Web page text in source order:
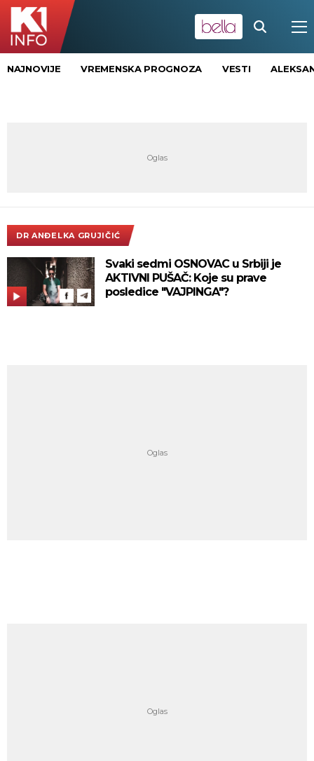
NAJNOVIJE VREMENSKA PROGNOZA VESTI
DR ANĐELKA GRUJIČIĆ
Svaki sedmi OSNOVAC u Srbiji je
AKTIVNI PUŠAČ: Koje su prave
posledice "VAJPINGA"?